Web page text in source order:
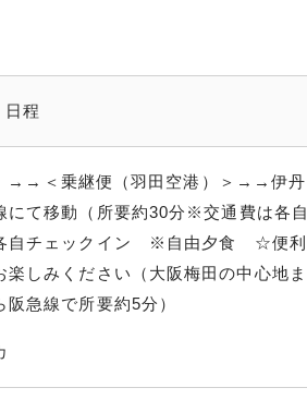
日程
→→＜乗継便（羽田空港）＞→→伊丹
にて移動（所要約30分※交通費は各自
自チェックイン ※自由夕食 ☆便利
しみください（大阪梅田の中心地ま
急線で所要約5分）